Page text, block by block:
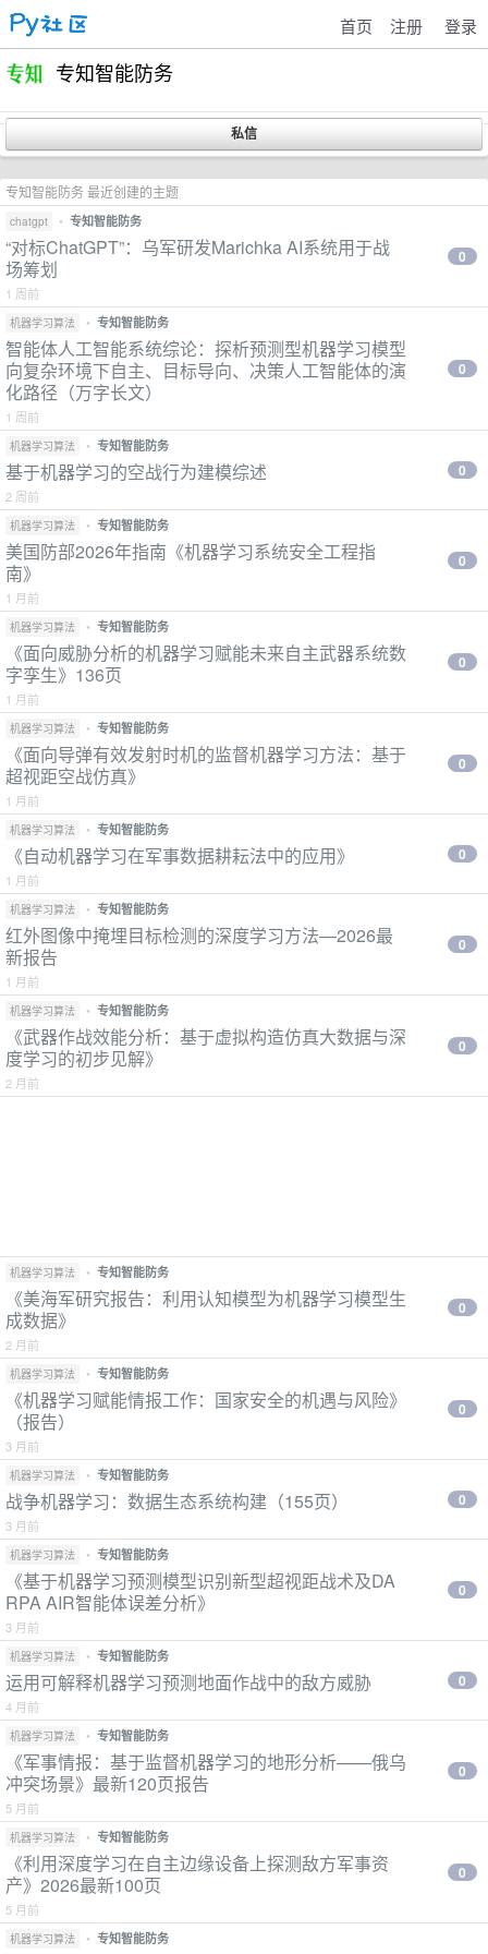
首页 注册 登录
专知智能防务
专知智能防务 最近创建的主题
chatgpt • 专知智能防务
“对标ChatGPT”：乌军研发Marichka AI系统用于战
场筹划
1 周前
0
机器学习算法 • 专知智能防务
智能体人工智能系统综论：探析预测型机器学习模型
向复杂环境下自主、目标导向、决策人工智能体的演
化路径（万字长文）
1 周前
0
机器学习算法 • 专知智能防务
基于机器学习的空战行为建模综述
2 周前
0
机器学习算法 • 专知智能防务
美国防部2026年指南《机器学习系统安全工程指
南》
1 月前
0
机器学习算法 • 专知智能防务
《面向威胁分析的机器学习赋能未来自主武器系统数
字孪生》136页
1 月前
0
机器学习算法 • 专知智能防务
《面向导弹有效发射时机的监督机器学习方法：基于
超视距空战仿真》
1 月前
0
机器学习算法 • 专知智能防务
《自动机器学习在军事数据耕耘法中的应用》
1 月前
0
机器学习算法 • 专知智能防务
红外图像中掩埋目标检测的深度学习方法—2026最
新报告
1 月前
0
机器学习算法 • 专知智能防务
《武器作战效能分析：基于虚拟构造仿真大数据与深
度学习的初步见解》
2 月前
0
机器学习算法 • 专知智能防务
《美海军研究报告：利用认知模型为机器学习模型生
成数据》
2 月前
0
机器学习算法 • 专知智能防务
《机器学习赋能情报工作：国家安全的机遇与风险》
（报告）
3 月前
0
机器学习算法 • 专知智能防务
战争机器学习：数据生态系统构建（155页）
3 月前
0
机器学习算法 • 专知智能防务
《基于机器学习预测模型识别新型超视距战术及DA
RPA AIR智能体误差分析》
3 月前
0
机器学习算法 • 专知智能防务
运用可解释机器学习预测地面作战中的敌方威胁
4 月前
0
机器学习算法 • 专知智能防务
《军事情报：基于监督机器学习的地形分析——俄乌
冲突场景》最新120页报告
5 月前
0
机器学习算法 • 专知智能防务
《利用深度学习在自主边缘设备上探测敌方军事资
产》2026最新100页
5 月前
0
机器学习算法 • 专知智能防务